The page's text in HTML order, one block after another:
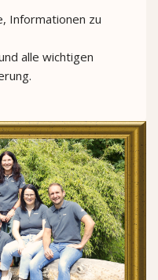
Informationen zu
alle wichtigen